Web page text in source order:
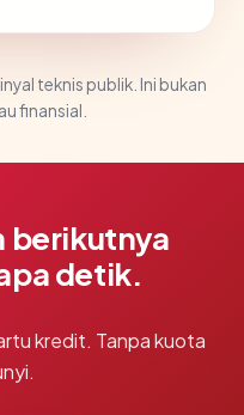
teknis publik. Ini bukan
finansial.
berikutnya
detik.
kredit. Tanpa kuota